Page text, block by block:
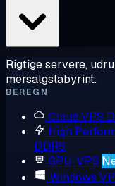
Rigtige servere,
mersalgslabyrint.
BEREGN
Cloud VPS
High
DDR5
GPU-VPS
Windows